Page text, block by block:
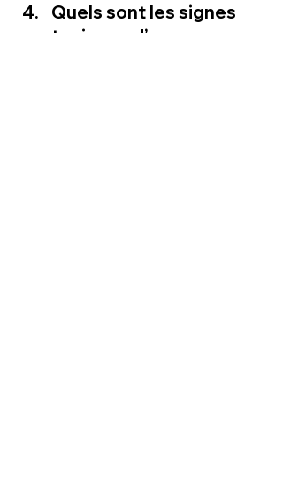
Quels sont les signes
typiques d’un message